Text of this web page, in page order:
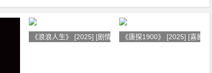
《浪浪人生》 [2025] [剧情][喜剧《唐探1900》 [2025] [喜剧][